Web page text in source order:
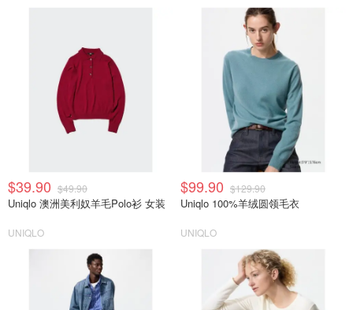
$39.90 $49.90
Uniqlo 澳洲美利奴羊毛Polo衫 女装
UNIQLO
$99.90 $129.90
Uniqlo 100%羊绒圆领毛衣
UNIQLO